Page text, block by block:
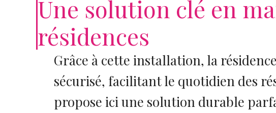
Une solution clé en
résidences
Grâce à cette installation, la
sécurisé, facilitant le quotidien des
propose ici une solution durable